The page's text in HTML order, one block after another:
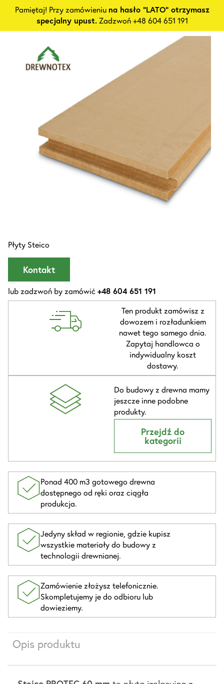
Pamiętaj! Przy zamówieniu na hasło "LATO" otrzymasz
specjalny upust.Zadzwoń +48 604 651 191
Płyty Steico
Kontakt
lub zadzwoń by zamówić+48 604 651 191
Ten produkt zamówisz z
dowozem i rozładunkiem
nawet tego samego dnia.
Zapytaj handlowca o
indywidualny koszt
dostawy.
Do budowy z drewna mamy
jeszcze inne podobne
produkty.
Przejdź do
kategorii
Ponad 400 m3 gotowego drewna
dostępnego od ręki oraz ciągła
produkcja.
Jedyny skład w regionie, gdzie kupisz
wszystkie materiały do budowy z
technologii drewnianej.
Zamówienie złożysz telefonicznie.
Skompletujemy je do odbioru lub
dowieziemy.
Opis produktu